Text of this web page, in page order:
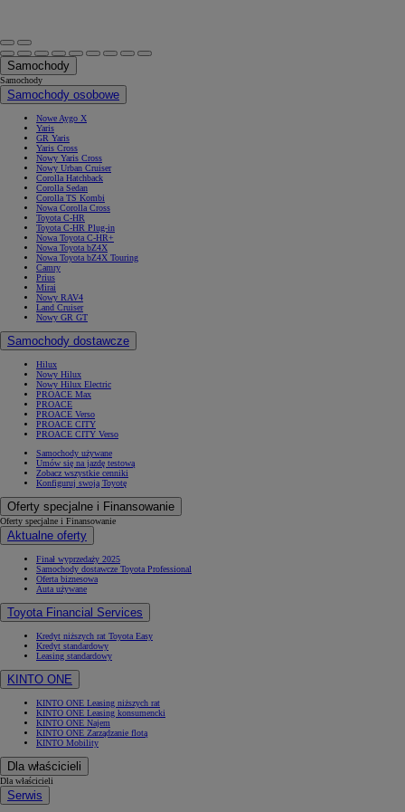
Samochody
Samochody
Samochody osobowe
Nowe Aygo X
Yaris
GR Yaris
Yaris Cross
Nowy Yaris Cross
Nowy Urban Cruiser
Corolla Hatchback
Corolla Sedan
Corolla TS Kombi
Nowa Corolla Cross
Toyota C-HR
Toyota C-HR Plug-in
Nowa Toyota C-HR+
Nowa Toyota bZ4X
Nowa Toyota bZ4X Touring
Camry
Prius
Mirai
Nowy RAV4
Land Cruiser
Nowy GR GT
Samochody dostawcze
Hilux
Nowy Hilux
Nowy Hilux Electric
PROACE Max
PROACE
PROACE Verso
PROACE CITY
PROACE CITY Verso
Samochody używane
Umów się na jazdę testową
Zobacz wszystkie cenniki
Konfiguruj swoją Toyotę
Oferty specjalne i Finansowanie
Oferty specjalne i Finansowanie
Aktualne oferty
Finał wyprzedaży 2025
Samochody dostawcze Toyota Professional
Oferta biznesowa
Auta używane
Toyota Financial Services
Kredyt niższych rat Toyota Easy
Kredyt standardowy
Leasing standardowy
KINTO ONE
KINTO ONE Leasing niższych rat
KINTO ONE Leasing konsumencki
KINTO ONE Najem
KINTO ONE Zarządzanie flotą
KINTO Mobility
Dla właścicieli
Dla właścicieli
Serwis